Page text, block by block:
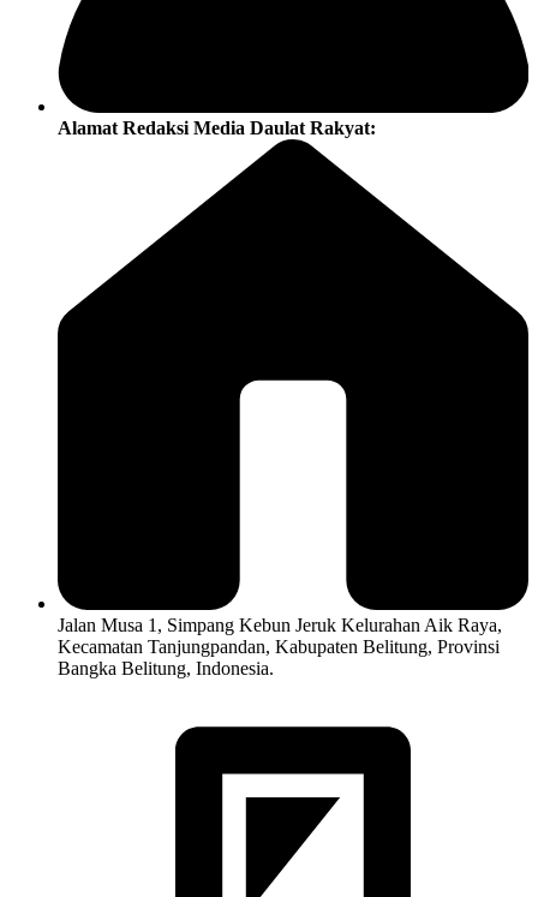
Alamat Redaksi Media Daulat Rakyat:
Jalan Musa 1, Simpang Kebun Jeruk Kelurahan Aik Raya,
Kecamatan Tanjungpandan, Kabupaten Belitung, Provinsi
Bangka Belitung, Indonesia.